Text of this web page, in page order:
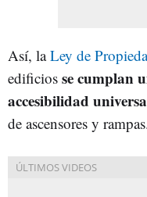
Así, laLey de
edificios se cumplan
accesibilidad
de ascensores y